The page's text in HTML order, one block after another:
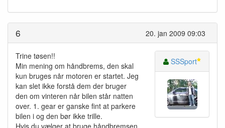
20. jan 2009 09:03
6
Trine tøsen!!
Min mening om håndbrems, den skal
kun bruges når motoren er startet. Jeg
kan slet ikke forstå dem der bruger
den om vinteren når bilen står natten
over. 1. gear er ganske fint at parkere
bilen i og den bør ikke trille.
Hvis du vælger at bruge håndbremsen
SSSport